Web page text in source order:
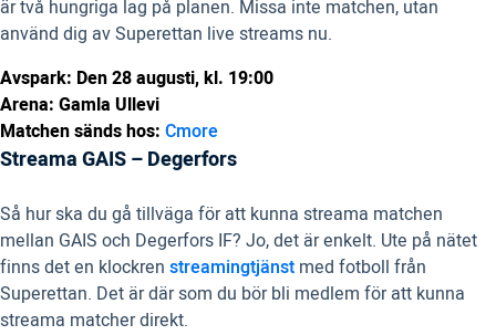
är två hungriga lag på planen. Missa inte matchen, utan
använd dig av Superettan live streams nu.
Avspark: Den 28 augusti, kl. 19:00
Arena: Gamla Ullevi
Matchen sänds hos: Cmore
Streama GAIS – Degerfors
Så hur ska du gå tillväga för att kunna streama matchen
mellan GAIS och Degerfors IF? Jo, det är enkelt. Ute på nätet
finns det en klockren streamingtjänst med fotboll från
Superettan. Det är där som du bör bli medlem för att kunna
streama matcher direkt.